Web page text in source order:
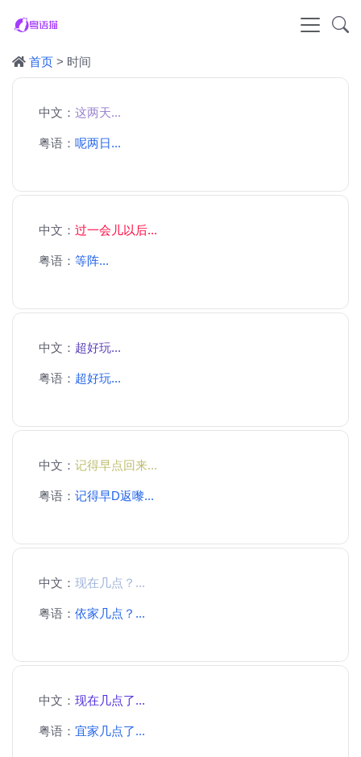
首页 > 时间
中文： 这两天...
粤语： 呢两日...
中文： 过一会儿以后...
粤语： 等阵...
中文： 超好玩...
粤语： 超好玩...
中文： 记得早点回来...
粤语： 记得早D返嚟...
中文： 现在几点？...
粤语： 依家几点？...
中文： 现在几点了...
粤语： 宜家几点了...